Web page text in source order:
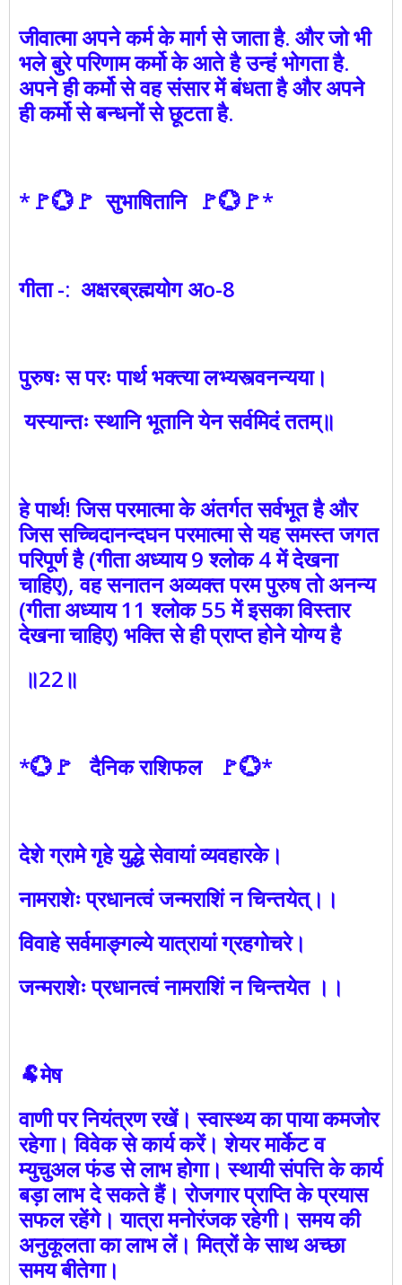
जीवात्मा अपने कर्म के मार्ग से जाता है. और जो भी
भले बुरे परिणाम कर्मो के आते है उन्हंं भोगता है.
अपने ही कर्मो से वह संसार में बंधता है और अपने
ही कर्मो से बन्धनों से छूटता है.
*🚩💮🚩 सुभाषितानि 🚩💮🚩*
गीता -: अक्षरब्रह्मयोग अo-8
पुरुषः स परः पार्थ भक्त्या लभ्यस्त्वनन्यया।
यस्यान्तः स्थानि भूतानि येन सर्वमिदं ततम्‌॥
हे पार्थ! जिस परमात्मा के अंतर्गत सर्वभूत है और
जिस सच्चिदानन्दघन परमात्मा से यह समस्त जगत
परिपूर्ण है (गीता अध्याय 9 श्लोक 4 में देखना
चाहिए), वह सनातन अव्यक्त परम पुरुष तो अनन्य
(गीता अध्याय 11 श्लोक 55 में इसका विस्तार
देखना चाहिए) भक्ति से ही प्राप्त होने योग्य है
॥22॥
*💮🚩 दैनिक राशिफल 🚩💮*
देशे ग्रामे गृहे युद्धे सेवायां व्यवहारके।
नामराशेः प्रधानत्वं जन्मराशिं न चिन्तयेत्।।
विवाहे सर्वमाङ्गल्ये यात्रायां ग्रहगोचरे।
जन्मराशेः प्रधानत्वं नामराशिं न चिन्तयेत ।।
🐏मेष
वाणी पर नियंत्रण रखें। स्वास्‍थ्य का पाया कमजोर
रहेगा। विवेक से कार्य करें। शेयर मार्केट व
म्युचुअल फंड से लाभ होगा। स्थायी संपत्ति के कार्य
बड़ा लाभ दे सकते हैं। रोजगार प्राप्ति के प्रयास
सफल रहेंगे। यात्रा मनोरंजक रहेगी। समय की
अनुकूलता का लाभ लें। मित्रों के साथ अच्छा
समय बीतेगा।